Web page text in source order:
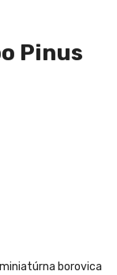
Pinus
borovica